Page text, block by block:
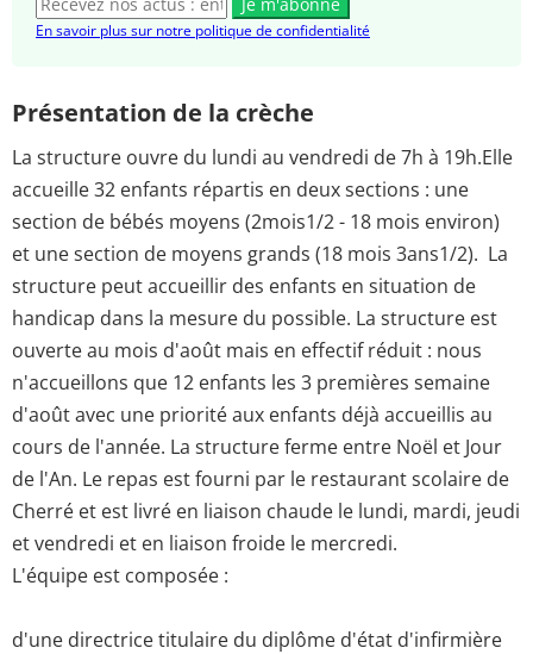
Je m'abonne
En savoir plus sur notre politique de confidentialité
Présentation de la crèche
La structure ouvre du lundi au vendredi de 7h à 19h.Elle
accueille 32 enfants répartis en deux sections : une
section de bébés moyens (2mois1/2 - 18 mois environ)
et une section de moyens grands (18 mois 3ans1/2). La
structure peut accueillir des enfants en situation de
handicap dans la mesure du possible. La structure est
ouverte au mois d'août mais en effectif réduit : nous
n'accueillons que 12 enfants les 3 premières semaine
d'août avec une priorité aux enfants déjà accueillis au
cours de l'année. La structure ferme entre Noël et Jour
de l'An. Le repas est fourni par le restaurant scolaire de
Cherré et est livré en liaison chaude le lundi, mardi, jeudi
et vendredi et en liaison froide le mercredi.
L'équipe est composée :
d'une directrice titulaire du diplôme d'état d'infirmière